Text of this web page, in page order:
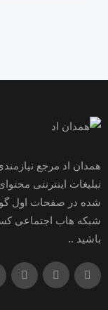
همدان اد مرجع
تبلیغات اینترنتی
شده در صفحات اول
شبکه هاب اجتماعی
باشید ..